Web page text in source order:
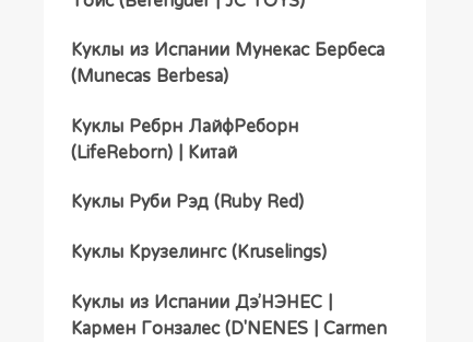
Куклы из Испании Мунекас Бербеса
(Munecas Berbesa)
Куклы Ребрн ЛайфРеборн
(LifeReborn) | Китай
Куклы Руби Рэд (Ruby Red)
Куклы Крузелингс (Kruselings)
Куклы из Испании Дэ’НЭНЕС |
Кармен Гонзалес (D'NENES | Carmen